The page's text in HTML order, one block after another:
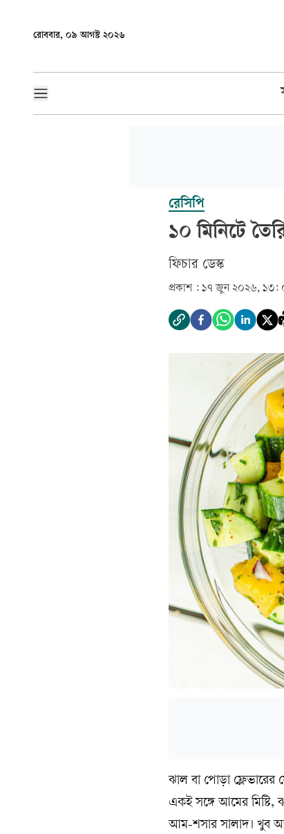
রোববার, ০৯ আগস্ট ২০২৬
রেসিপি
১০ মিনিটে
ফিচার ডেস্ক
প্রকাশ : ১৭ জুন ২০২৬, ১৩:
ঝাল বা পোড়া
একই সঙ্গে আমের মিষ্টি,
আম-শসার সালাদ। খুব